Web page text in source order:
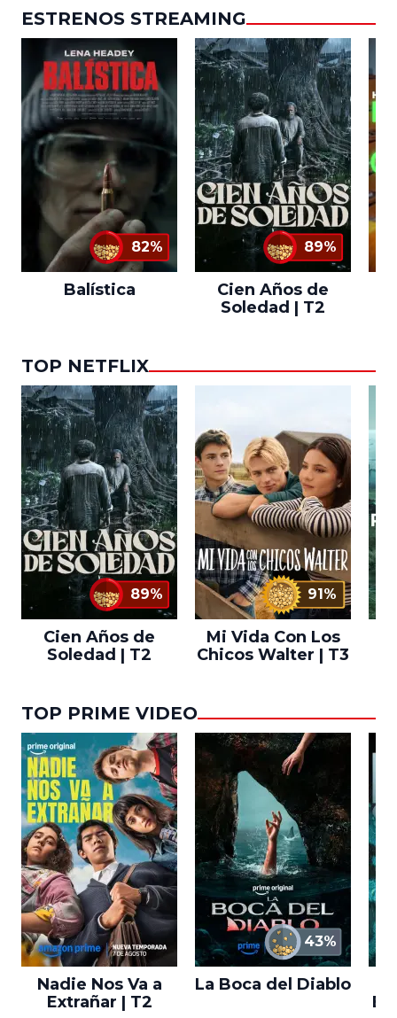
ESTRENOS STREAMING
82%
Balística
89%
Cien Años de
Soledad | T2
TOP NETFLIX
89%
Cien Años de
Soledad | T2
91%
Mi Vida Con Los
Chicos Walter | T3
TOP PRIME VIDEO
Nadie Nos Va a
Extrañar | T2
43%
La Boca del Diablo